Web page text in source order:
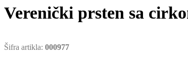
Verenički prsten sa
Šifra artikla: 000977